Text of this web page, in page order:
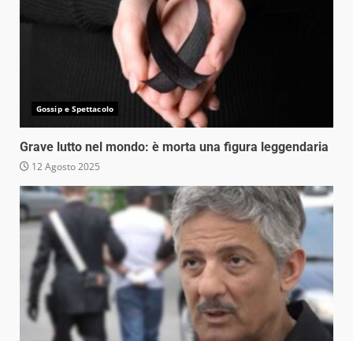
Gossip e Spettacolo
Grave lutto nel mondo: è morta una figura leggendaria
12 Agosto 2025